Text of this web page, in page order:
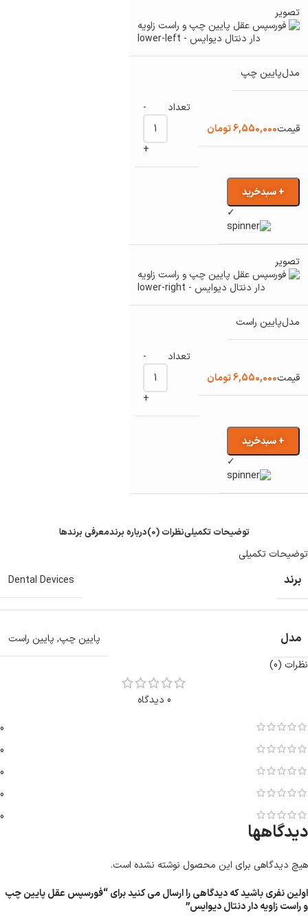
پایین چپ
6,550,000تومان
-
+
+ سبدخرید
✓
پایین راست
6,550,000تومان
-
+
+ سبدخرید
✓
توضیحات تکمیلینظرات (0) درباره برندمعرفی برند‌ها
توضیحات تکمیلی
برند Dental Devices
مدل پایین چپ, پایین راست
نظرات (0)
0 دیدگاه
0
0
0
0
0
دیدگاهها
هیچ دیدگاهی برای این محصول نوشته نشده است.
اولین نفری باشید که دیدگاهی را ارسال می کنید برای “فورسپس عقل پایین چپ
و راست زاویه دار دنتال دیوایس”